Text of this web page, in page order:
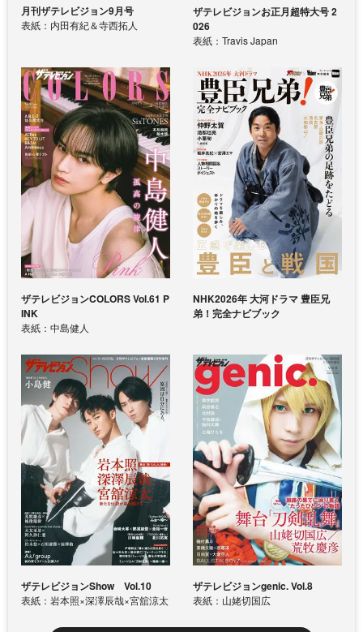
月刊ザテレビジョン9月号
表紙：内田有紀＆寺西拓人
ザテレビジョンお正月超特大号 2
026
表紙：Travis Japan
ザテレビジョンCOLORS Vol.61 P
INK
表紙：中島健人
NHK2026年 大河ドラマ 豊臣兄
弟！完全ナビブック
ザテレビジョンShow Vol.10
表紙：岩本照×深澤辰哉×宮舘涼太
ザテレビジョンgenic. Vol.8
表紙：山姥切国広